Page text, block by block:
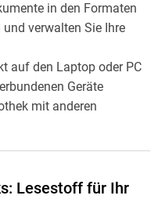
in den Formaten
verwalten Sie Ihre
auf den Laptop oder PC
Geräte
mit anderen
Lesestoff für Ihr